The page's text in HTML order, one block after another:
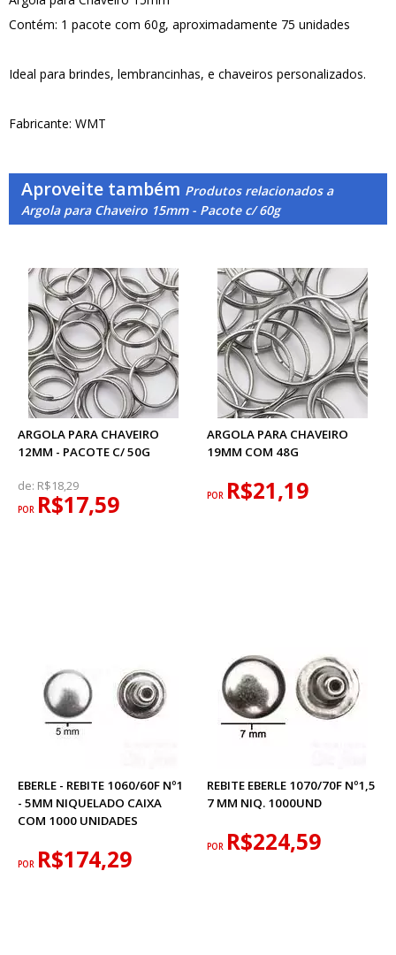
Contém: 1 pacote com 60g, aproximadamente 75 unidades
Ideal para brindes, lembrancinhas, e chaveiros personalizados.
Fabricante: WMT
Aproveite também Produtos relacionados a
Argola para Chaveiro 15mm - Pacote c/ 60g
ARGOLA PARA CHAVEIRO
12MM - PACOTE C/ 50G
de: R$18,29
POR R$17,59
ARGOLA PARA CHAVEIRO
19MM COM 48G
POR R$21,19
EBERLE - REBITE 1060/60F Nº1
- 5MM NIQUELADO CAIXA
COM 1000 UNIDADES
POR R$174,29
REBITE EBERLE 1070/70F Nº1,5
7 MM NIQ. 1000UND
POR R$224,59